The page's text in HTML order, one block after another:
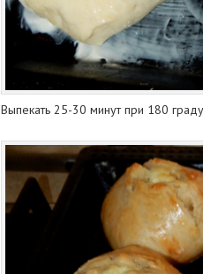
Выпекать 25-30 минут при 180